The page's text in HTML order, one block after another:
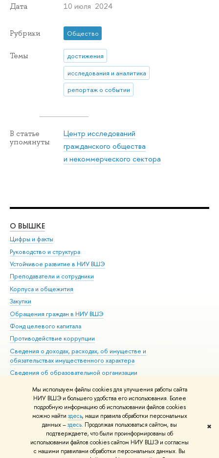
Мы используем файлы cookies для улучшения работы сайта
НИУ ВШЭ и большего удобства его использования. Более
подробную информацию об использовании файлов cookies
можно найти здесь, наши правила обработки персональных
данных –здесь. Продолжая пользоваться сайтом, вы
подтверждаете, что были проинформированы об
использовании файлов cookies сайтом НИУ ВШЭ и согласны
с нашими правилами обработки персональных данных. Вы
✖
Дата 10 июля 2024
Рубрики Общество
Темы
достижения
исследования и аналитика
репортаж о событии
В статье
упомянуты
Центр исследований
гражданского общества
и некоммерческого сектора
О ВЫШКЕ
Цифры и факты
Руководство и структура
Устойчивое развитие в НИУ ВШЭ
Преподаватели и сотрудники
Корпуса и общежития
Закупки
Обращения граждан в НИУ ВШЭ
Фонд целевого капитала
Противодействие коррупции
Сведения о доходах, расходах, об имуществе и
обязательствах имущественного характера
Сведения об образовательной организации
Людям с ограниченными возможностями здоровья
Единая платежная страница
Работа в Вышке
© НИУ ВШЭ 1993–2026 Адреса и контакты Условия использования
материалов Политика конфиденциальности Карта сайта